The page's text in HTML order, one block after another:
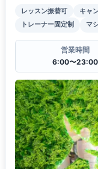
レッスン振替可 キャ
トレーナー固定制
マ
営業時間
6:00〜23:00